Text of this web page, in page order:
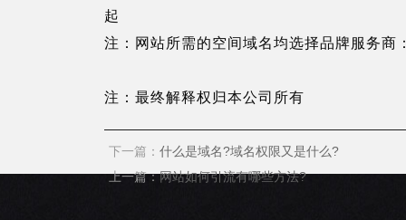
起
注：网站所需的空间域名均选择品牌服务商
注：最终解释权归本公司所有
下一篇 ： 什么是域名?域名权限又是什么?
上一篇：网站如何引流有哪些方法?